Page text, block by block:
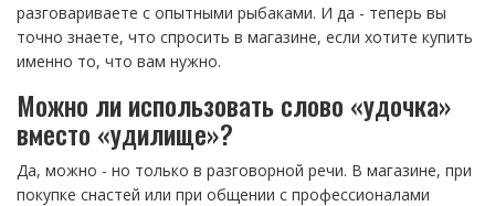
разговариваете с опытными рыбаками. И да - теперь вы
точно знаете, что спросить в магазине, если хотите купить
именно то, что вам нужно.
Можно ли использовать слово «удочка»
вместо «удилище»?
Да, можно - но только в разговорной речи. В магазине, при
покупке снастей или при общении с профессионалами